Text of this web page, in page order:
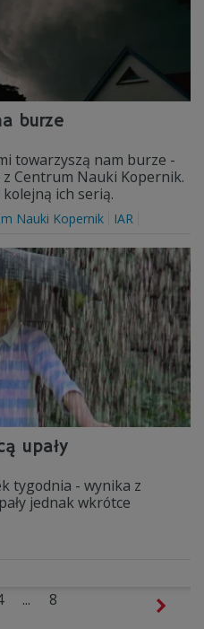
burze
towarzyszą nam burze -
z Centrum Nauki Kopernik.
ich serią.
Nauki Kopernik IAR
upały
tygodnia - wynika z
jednak wkrótce
... 8